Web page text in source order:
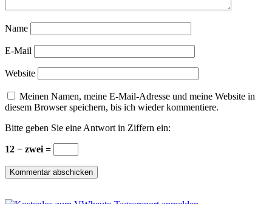
Name
E-Mail
Website
Meinen Namen, meine E-Mail-Adresse und meine Website in
diesem Browser speichern, bis ich wieder kommentiere.
Bitte geben Sie eine Antwort in Ziffern ein:
12 − zwei =